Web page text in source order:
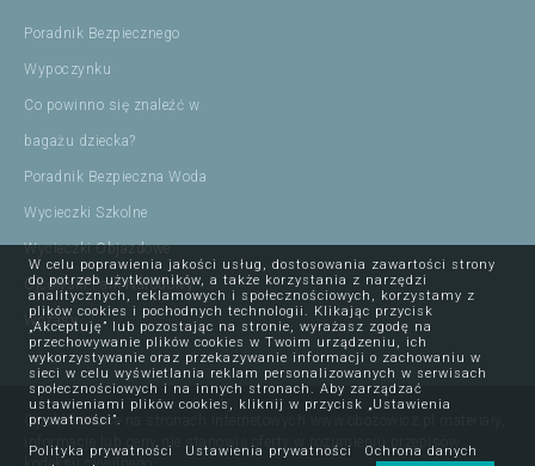
Poradnik Bezpiecznego
Wypoczynku
Co powinno się znaleźć w
bagażu dziecka?
Poradnik Bezpieczna Woda
Wycieczki Szkolne
Wycieczki Objazdowe
Ojcowski Park Narodowy
Wczasy
Opublikowane na stronach internetowych www.obozowicz.pl materiały,
informacje lub ceny nie stanowią oferty w rozumieniu przepisów
W celu poprawienia jakości usług, dostosowania zawartości strony
do potrzeb użytkowników, a także korzystania z narzędzi
analitycznych, reklamowych i społecznościowych, korzystamy z
plików cookies i pochodnych technologii. Klikając przycisk
„Akceptuję” lub pozostając na stronie, wyrażasz zgodę na
przechowywanie plików cookies w Twoim urządzeniu, ich
wykorzystywanie oraz przekazywanie informacji o zachowaniu w
sieci w celu wyświetlania reklam personalizowanych w serwisach
społecznościowych i na innych stronach. Aby zarządzać
ustawieniami plików cookies, kliknij w przycisk „Ustawienia
prywatności”.
Polityka prywatności
Ustawienia prywatności
Ochrona danych